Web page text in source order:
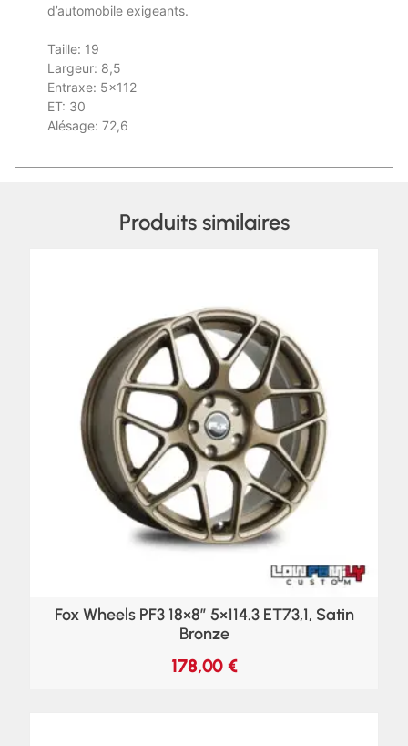
d’automobile exigeants.
Taille: 19
Largeur: 8,5
Entraxe: 5×112
ET: 30
Alésage: 72,6
Produits similaires
Fox Wheels PF3 18×8″ 5×114.3 ET73,1, Satin
Bronze
178,00 €